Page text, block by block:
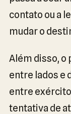
contato ou a
mudar o
Além disso,
entre lados e
entre
tentativa de